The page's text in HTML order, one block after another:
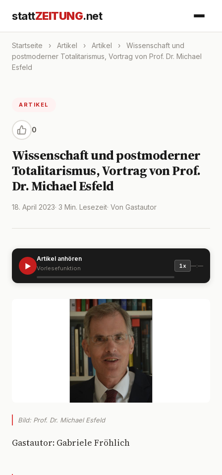
stattZEITUNG.net
Startseite › Artikel › Artikel ›
Wissenschaft und
postmoderner Totalitarismus, Vortrag von Prof. Dr. Michael
Esfeld
ARTIKEL
0
Wissenschaft und postmoderner
Totalitarismus, Vortrag von Prof.
Dr. Michael Esfeld
18. April 2023· 3 Min. Lesezeit· Von Gastautor
▶
Artikel anhören
Vorlesefunktion 1x —:—
Bild: Prof. Dr. Michael Esfeld
Gastautor: Gabriele Fröhlich